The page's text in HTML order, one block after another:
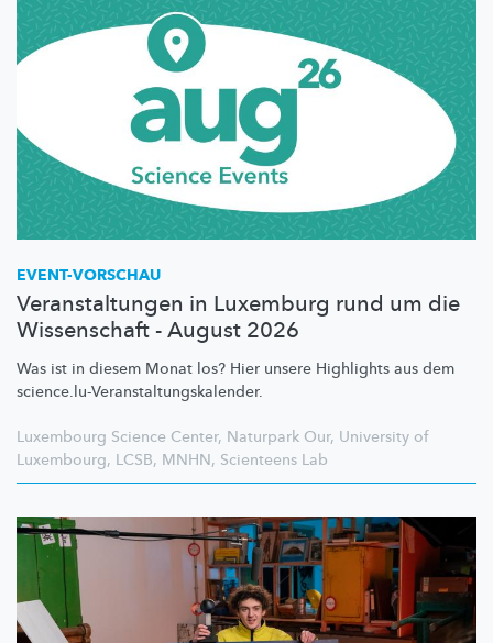
EVENT-VORSCHAU
Veranstaltungen in Luxemburg rund um die
Wissenschaft - August 2026
Was ist in diesem Monat los? Hier unsere Highlights aus dem
science.lu-Veranstaltungskalender.
Luxembourg Science Center, Naturpark Our, University of
Luxembourg, LCSB, MNHN, Scienteens Lab